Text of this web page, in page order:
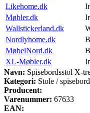
Likehome.dk
Møbler.dk
Wallstickerland.dk
Nordlyhome.dk
MøbelNord.dk
XL-Møbler.dk
Navn: Spisebordsstol X-
Kategori: Stole /
Producent:
Varenummer: 67633
EAN: